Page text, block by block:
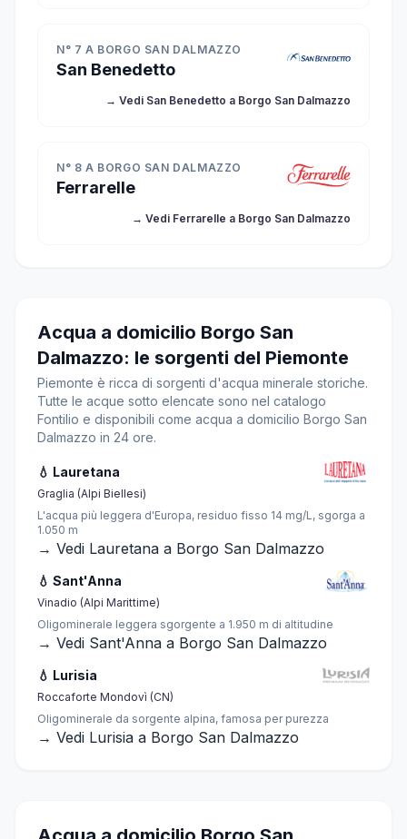
N° 7 A BORGO SAN DALMAZZO
San Benedetto
→ Vedi San Benedetto a Borgo San Dalmazzo
N° 8 A BORGO SAN DALMAZZO
Ferrarelle
→ Vedi Ferrarelle a Borgo San Dalmazzo
Acqua a domicilio Borgo San
Dalmazzo: le sorgenti del Piemonte
Piemonte è ricca di sorgenti d'acqua minerale storiche.
Tutte le acque sotto elencate sono nel catalogo
Fontilio e disponibili come acqua a domicilio Borgo San
Dalmazzo in 24 ore.
💧 Lauretana
Graglia (Alpi Biellesi)
L'acqua più leggera d'Europa, residuo fisso 14 mg/L, sgorga a
1.050 m
→ Vedi Lauretana a Borgo San Dalmazzo
💧 Sant'Anna
Vinadio (Alpi Marittime)
Oligominerale leggera sgorgente a 1.950 m di altitudine
→ Vedi Sant'Anna a Borgo San Dalmazzo
💧 Lurisia
Roccaforte Mondovì (CN)
Oligominerale da sorgente alpina, famosa per purezza
→ Vedi Lurisia a Borgo San Dalmazzo